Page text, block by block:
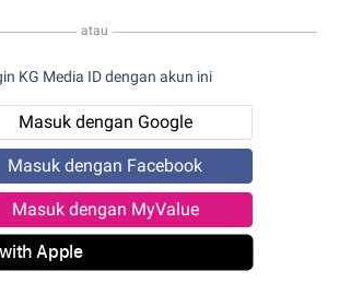
atau
KG Media ID dengan akun ini
Masuk dengan Google
Masuk dengan Facebook
Masuk dengan MyValue
Apple